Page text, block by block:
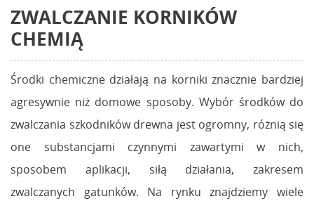
ZWALCZANIE KORNIKÓW
CHEMIĄ
Środki chemiczne działają na korniki znacznie bardziej
agresywnie niż domowe sposoby. Wybór środków do
zwalczania szkodników drewna jest ogromny, różnią się
one substancjami czynnymi zawartymi w nich,
sposobem aplikacji, siłą działania, zakresem
zwalczanych gatunków. Na rynku znajdziemy wiele